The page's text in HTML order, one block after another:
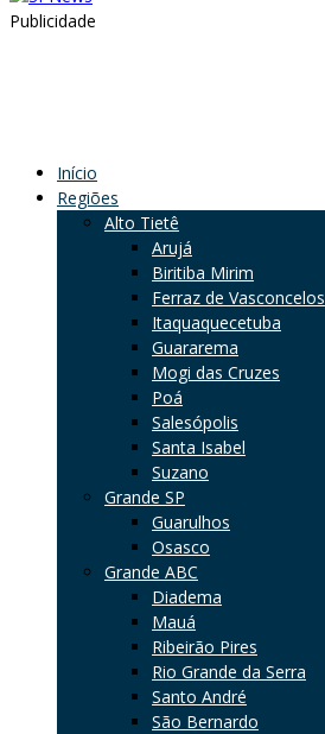
Publicidade
Início
Regiões
Alto Tietê
Arujá
Biritiba Mirim
Ferraz de Vasconcelos
Itaquaquecetuba
Guararema
Mogi das Cruzes
Poá
Salesópolis
Santa Isabel
Suzano
Grande SP
Guarulhos
Osasco
Grande ABC
Diadema
Mauá
Ribeirão Pires
Rio Grande da Serra
Santo André
São Bernardo